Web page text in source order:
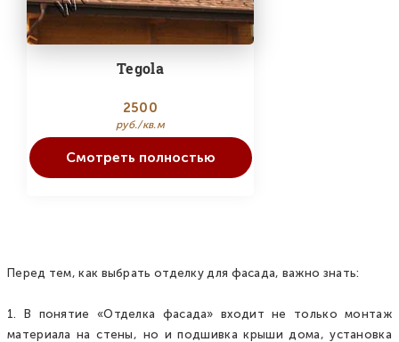
Tegola
2500
руб./кв.м
Смотреть полностью
Перед тем, как выбрать отделку для фасада, важно знать:
1. В понятие «Отделка фасада» входит не только монтаж
материала на стены, но и подшивка крыши дома, установка